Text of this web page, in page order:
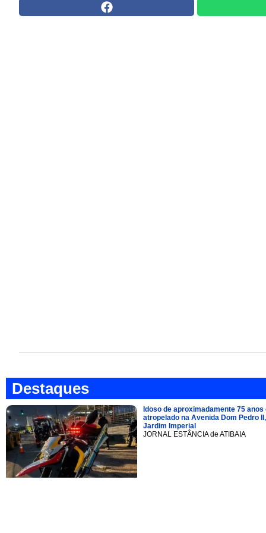
Destaques
Idoso de aproximadamente 75 anos
atropelado na Avenida Dom Pedro
Jardim Imperial
JORNAL ESTÂNCIA de ATIBAIA